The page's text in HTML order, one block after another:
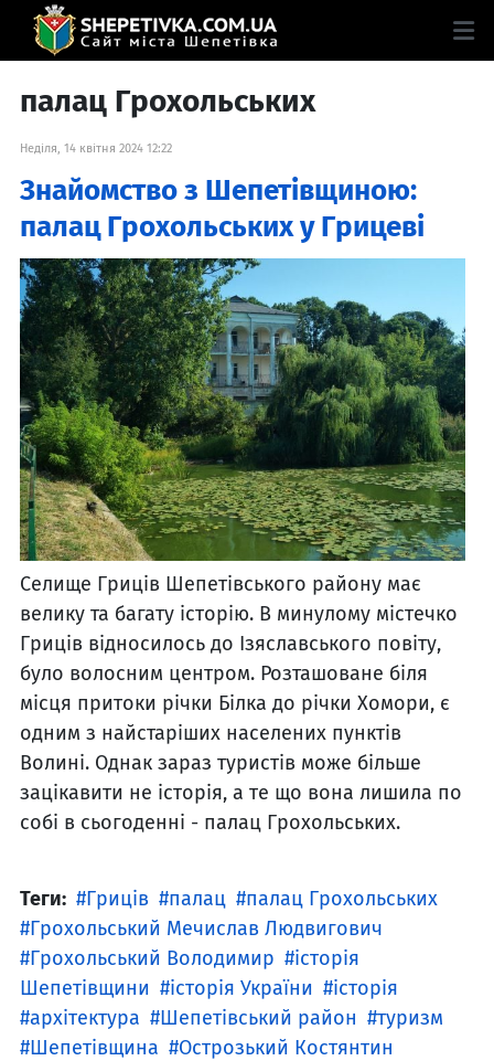
палац Грохольських
Неділя, 14 квітня 2024 12:22
Знайомство з Шепетівщиною:
палац Грохольських у Грицеві
Селище Гриців Шепетівського району має
велику та багату історію. В минулому містечко
Гриців відносилось до Ізяславського повіту,
було волосним центром. Розташоване біля
місця притоки річки Білка до річки Хомори, є
одним з найстаріших населених пунктів
Волині. Однак зараз туристів може більше
зацікавити не історія, а те що вона лишила по
собі в сьогоденні - палац Грохольських.
Теги: Гриців палац
палац Грохольських
Грохольський Мечислав Людвигович
Грохольський Володимир
історія
Шепетівщини
історія України
історія
архітектура
Шепетівський район
туризм
Шепетівщина
Острозький Костянтин